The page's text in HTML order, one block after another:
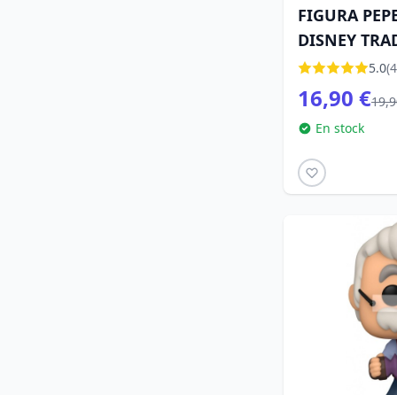
FIGURA
DISNEY
5.0
16,90 €
En stock